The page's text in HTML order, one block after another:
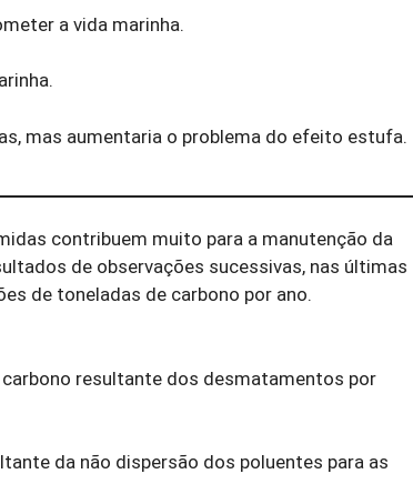
a vida marinha.
mas aumentaria o problema do efeito estufa.
contribuem muito para a manutenção da
de observações sucessivas, nas últimas
de toneladas de carbono por ano.
resultante dos desmatamentos por
da não dispersão dos poluentes para as